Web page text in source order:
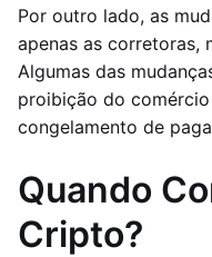
Por outro lado, as
apenas as corretoras,
Algumas das
proibição do
congelamento de
Quando
Cripto?